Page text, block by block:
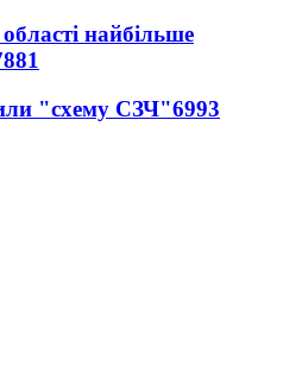
найбільше
"схему СЗЧ"6993